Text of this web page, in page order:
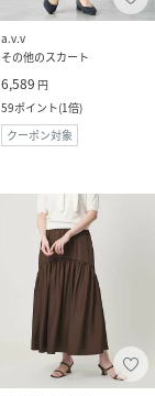
a.v.v
その他のスカート
6,589 円
59ポイント(1倍)
クーポン対象